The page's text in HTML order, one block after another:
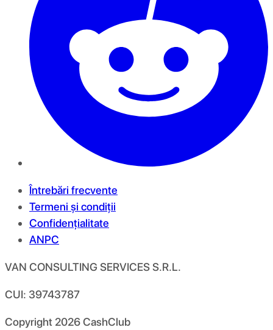
Întrebări frecvente
Termeni și condiții
Confidențialitate
ANPC
VAN CONSULTING SERVICES S.R.L.
CUI: 39743787
Copyright 2026CashClub